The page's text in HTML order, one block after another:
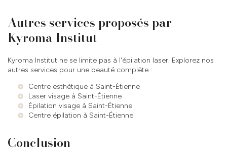
Autres services proposés par
Kyroma Institut
Kyroma Institut ne se limite pas à l'épilation laser. Explorez nos
autres services pour une beauté complète :
Centre esthétique à Saint-Étienne
Laser visage à Saint-Étienne
Épilation visage à Saint-Étienne
Centre épilation à Saint-Étienne
Conclusion